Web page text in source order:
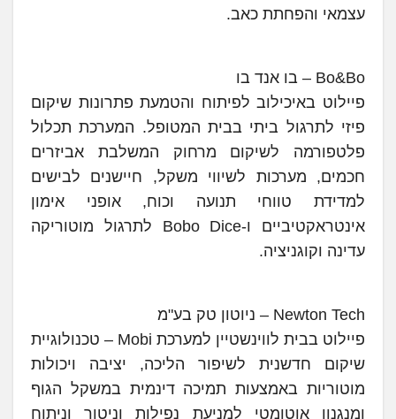
עצמאי והפחתת כאב.
Bo&Bo – בו אנד בו
פיילוט באיכילוב לפיתוח והטמעת פתרונות שיקום
פיזי לתרגול ביתי בבית המטופל. המערכת תכלול
פלטפורמה לשיקום מרחוק המשלבת אביזרים
חכמים, מערכות לשיווי משקל, חיישנים לבישים
למדידת טווחי תנועה וכוח, אופני אימון
אינטראקטיביים ו-Bobo Dice לתרגול מוטוריקה
עדינה וקוגניציה.
Newton Tech – ניוטון טק בע"מ
פיילוט בבית לווינשטיין למערכת Mobi – טכנולוגיית
שיקום חדשנית לשיפור הליכה, יציבה ויכולות
מוטוריות באמצעות תמיכה דינמית במשקל הגוף
ומנגנון אוטומטי למניעת נפילות וניטור וניתוח